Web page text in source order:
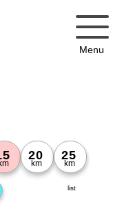
Menu
list